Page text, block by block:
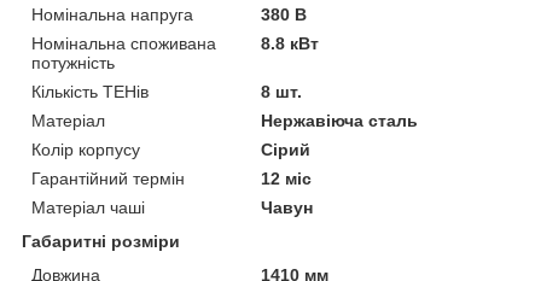
Номінальна напруга
380 В
Номінальна споживана
потужність
8.8 кВт
Кількість ТЕНів
8 шт.
Матеріал
Нержавіюча сталь
Колір корпусу
Сірий
Гарантійний термін
12 міс
Матеріал чаші
Чавун
Габаритні розміри
Довжина
1410 мм